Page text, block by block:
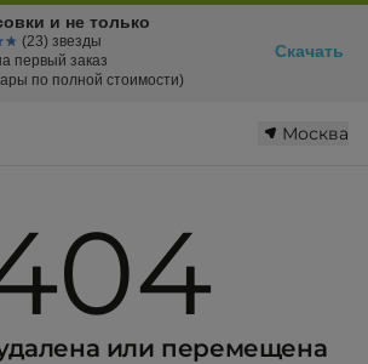
Москва
или перемещена
и не только
(23) звезды
первый заказ
по полной стоимости)
Скачать